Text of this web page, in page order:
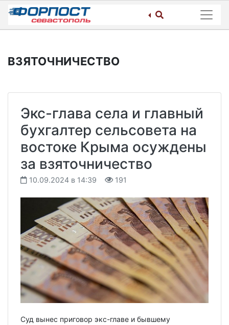
Skip
content
ВЗЯТОЧНИЧЕСТВО
Экс-глава села и главный
бухгалтер сельсовета на
востоке Крыма осуждены
за взяточничество
10.09.2024 в 14:39 191
Суд вынес приговор экс-главе и бывшему